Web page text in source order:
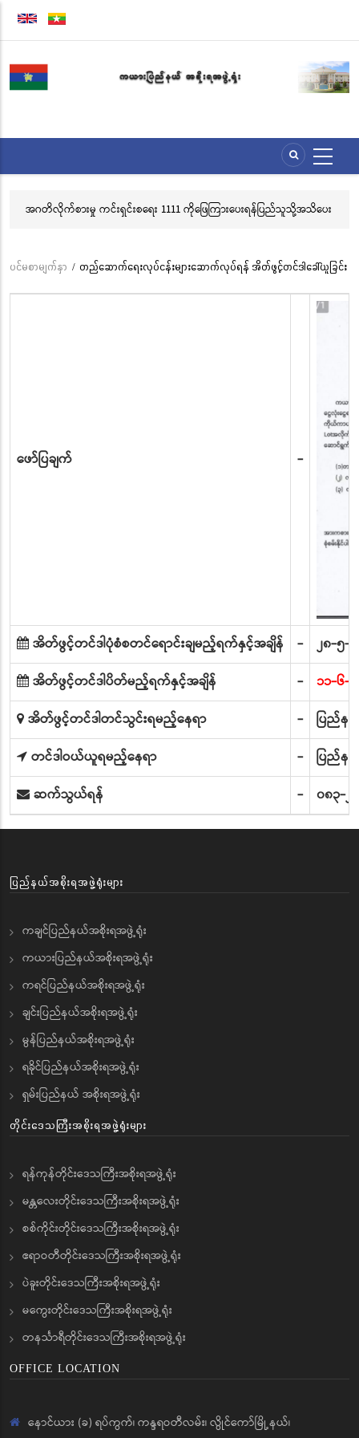
အဓိက
အကြောင်းအရာ
သွား
မည်
အဂတိလိုက်စားမှု ကင်းရှင်းစရေး 1111 ကိုဖြေကြားပေးရန်ပြည်သူသို့အသိပေး
Breadcrumb
ပင်မစာမျက်နှာ / တည်ဆောက်ရေးလုပ်ငန်းများဆောက်လုပ်ရန် အိတ်ဖွင့်တင်ဒါခေါ်ယူခြင်း
ဖော်ပြချက် -
အိတ်ဖွင့်တင်ဒါပုံစံစတင်ရောင်းချမည့်ရက်နှင့်အချိန် -
၂၈-၅-
အိတ်ဖွင့်တင်ဒါပိတ်မည့်ရက်နှင့်အချိန်
-
၁၁-၆-၂
အိတ်ဖွင့်တင်ဒါတင်သွင်းရမည့်နေရာ
-
ပြည်န
တင်ဒါဝယ်ယူရမည့်နေရာ
-
ပြည်န
ဆက်သွယ်ရန်
- ၀၈၃-၂
ပြည်နယ်အစိုးရအဖွဲ့ရုံးများ
ကချင်ပြည်နယ်အစိုးရအဖွဲ့ရုံး
ကယားပြည်နယ်အစိုးရအဖွဲ့ရုံး
ကရင်ပြည်နယ်အစိုးရအဖွဲ့ရုံး
ချင်းပြည်နယ်အစိုးရအဖွဲ့ရုံး
မွန်ပြည်နယ်အစိုးရအဖွဲ့ရုံး
ရခိုင်ပြည်နယ်အစိုးရအဖွဲ့ရုံး
ရှမ်းပြည်နယ် အစိုးရအဖွဲ့ရုံး
တိုင်းဒေသကြီးအစိုးရအဖွဲ့ရုံးများ
ရန်ကုန်တိုင်းဒေသကြီးအစိုးရအဖွဲ့ရုံး
မန္တလေးတိုင်းဒေသကြီးအစိုးရအဖွဲ့ရုံး
စစ်ကိုင်းတိုင်းဒေသကြီးအစိုးရအဖွဲ့ရုံး
ဧရာဝတီတိုင်းဒေသကြီးအစိုးရအဖွဲ့ရုံး
ပဲခူးတိုင်းဒေသကြီးအစိုးရအဖွဲ့ရုံး
မကွေးတိုင်းဒေသကြီးအစိုးရအဖွဲ့ရုံး
တနင်္သာရီတိုင်းဒေသကြီးအစိုးရအဖွဲ့ရုံး
OFFICE LOCATION
နောင်ယား (ခ) ရပ်ကွက်၊ ကန္ဒရဝတီလမ်း၊ လွိုင်ကော်မြို့နယ်၊